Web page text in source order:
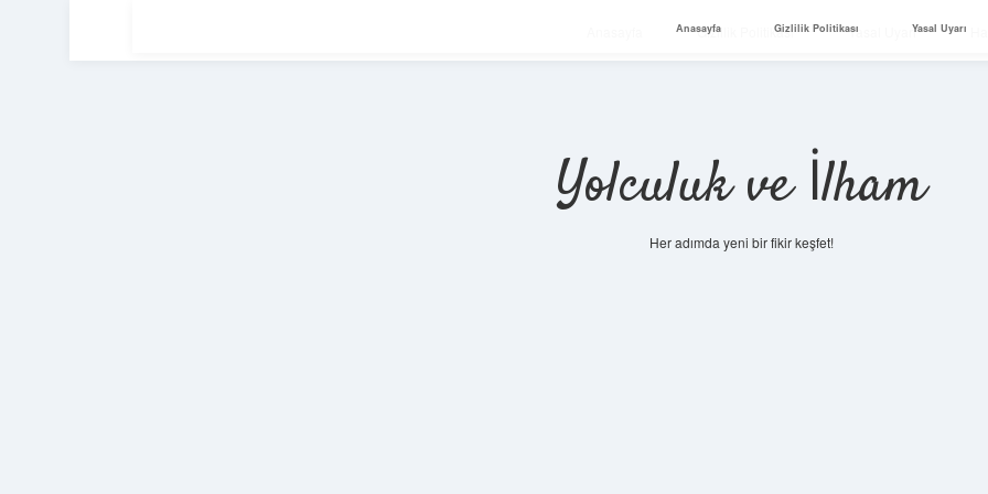
Gizlilik Politikası Yasal Uyarı
Yolculuk ve İlham
Her adımda yeni bir fikir keşfet!
Anasayfa Gizlilik Politikası Yasal Uyarı